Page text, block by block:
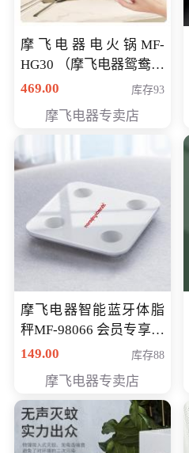
摩飞电器电火锅MF-
HG30 （摩飞电器鸳鸯锅
MF-HG30 ） 会员专享价
469.00 库存93
摩飞电器专卖店
摩飞电器智能蓝牙体脂
秤MF-98066 会员专享价
98元
149.00 库存88
摩飞电器专卖店